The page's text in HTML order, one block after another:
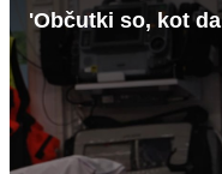
'Občutki so, kot